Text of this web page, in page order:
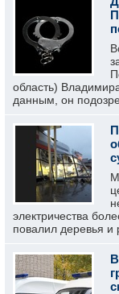
область)
данным, он
электричества
повалил деревья и